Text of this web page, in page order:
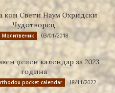
кон Свети Наум Охридски
Чудотворец
Молитвеник 03/01/2018
џепен календар за 2023
година
pocket calendar 18/11/2022